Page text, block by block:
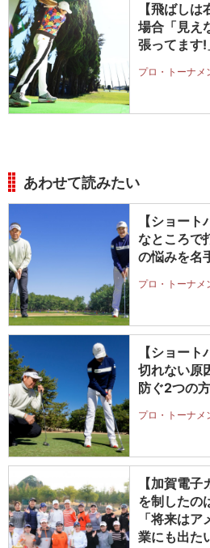
【飛ばし
場合「見え
張ってます!
プロ・トーナメ
あわせて読みたい
【ショー
なところで
の悩みを名
プロ・トーナメ
【ショー
切れない原
防ぐ2つの
プロ・トーナメ
【加賀電
を制したの
「将来は
業にも出た